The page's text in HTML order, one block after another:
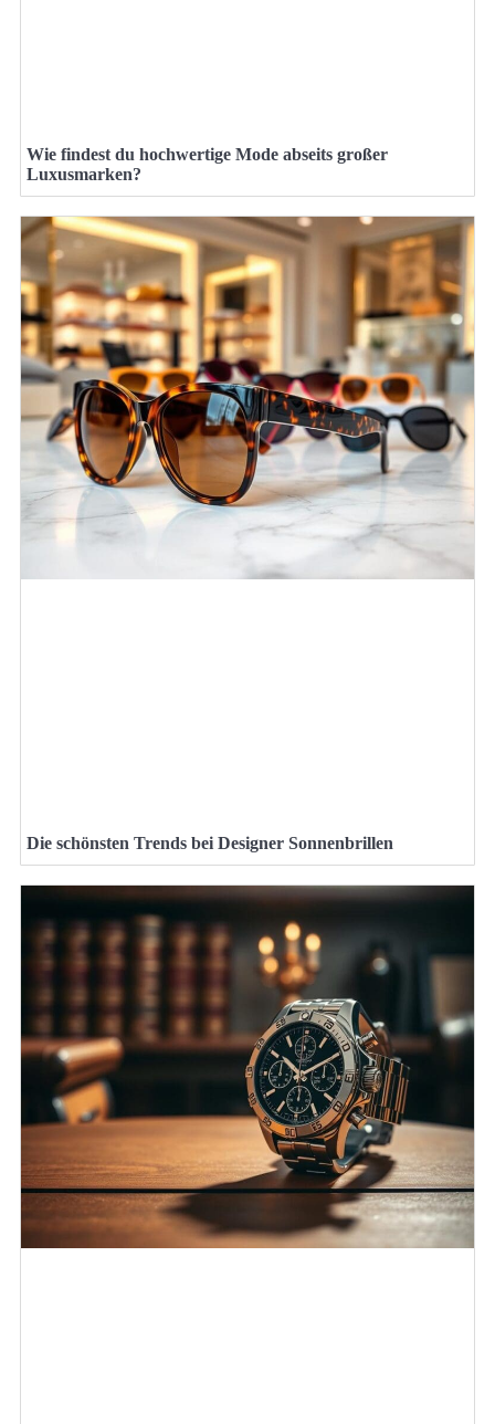
Wie findest du hochwertige Mode abseits großer
Luxusmarken?
Die schönsten Trends bei Designer Sonnenbrillen